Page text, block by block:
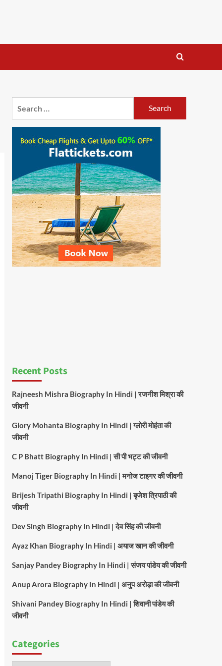
Recent Posts
Rajneesh Mishra Biography In Hindi | रजनीश मिश्रा की
जीवनी
Glory Mohanta Biography In Hindi | ग्लोरी मोहंता की
जीवनी
C P Bhatt Biography In Hindi | सी पी भट्ट की जीवनी
Manoj Tiger Biography In Hindi | मनोज टाइगर की जीवनी
Brijesh Tripathi Biography In Hindi | बृजेश त्रिपाठी की
जीवनी
Dev Singh Biography In Hindi | देव सिंह की जीवनी
Ayaz Khan Biography In Hindi | अयाज खान की जीवनी
Sanjay Pandey Biography In Hindi | संजय पांडेय की जीवनी
Anup Arora Biography In Hindi | अनुप अरोड़ा की जीवनी
Shivani Pandey Biography In Hindi | शिवानी पांडेय की
जीवनी
Categories